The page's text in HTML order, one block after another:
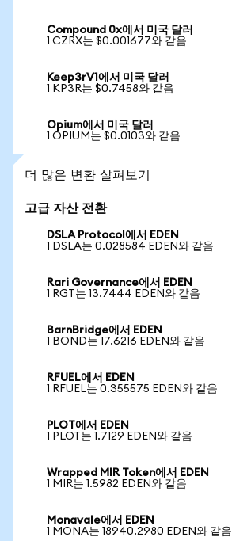
Compound 0x에서 미국 달러
1 CZRX는 $0.001677와 같음
Keep3rV1에서 미국 달러
1 KP3R는 $0.7458와 같음
Opium에서 미국 달러
1 OPIUM는 $0.0103와 같음
더 많은 변환 살펴보기
고급 자산 전환
DSLA Protocol에서 EDEN
1 DSLA는 0.028584 EDEN와 같음
Rari Governance에서 EDEN
1 RGT는 13.7444 EDEN와 같음
BarnBridge에서 EDEN
1 BOND는 17.6216 EDEN와 같음
RFUEL에서 EDEN
1 RFUEL는 0.355575 EDEN와 같음
PLOT에서 EDEN
1 PLOT는 1.7129 EDEN와 같음
Wrapped MIR Token에서 EDEN
1 MIR는 1.5982 EDEN와 같음
Monavale에서 EDEN
1 MONA는 18940.2980 EDEN와 같음